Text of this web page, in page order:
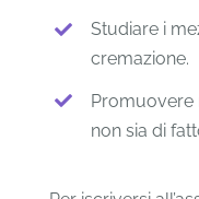
Studiare i
cremazione.
Promuovere
non sia di